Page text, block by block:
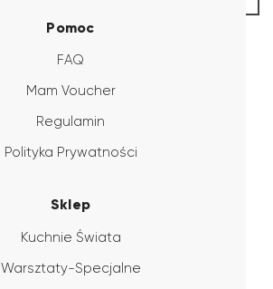
Pomoc
FAQ
Mam Voucher
Regulamin
Polityka Prywatności
Sklep
Kuchnie Świata
Warsztaty-Specjalne